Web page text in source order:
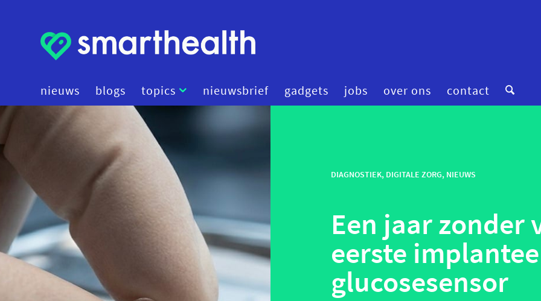
nieuws blogs topics
artificial intelligence
beleid
cybersecurity
diagnostiek
digital therapeutics
financiering
mental health
onderzoek
robotica
smart hospitals
smart stuff
nieuwsbrief gadgets jobs over ons contact
DIAGNOSTIEK, DIGITALE ZORG, NIEUWS
Een jaar zonder
eerste
glucosesensor